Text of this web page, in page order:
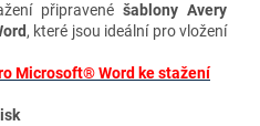
připravené šablony Avery
, které jsou ideální pro vložení
Microsoft® Word ke stažení